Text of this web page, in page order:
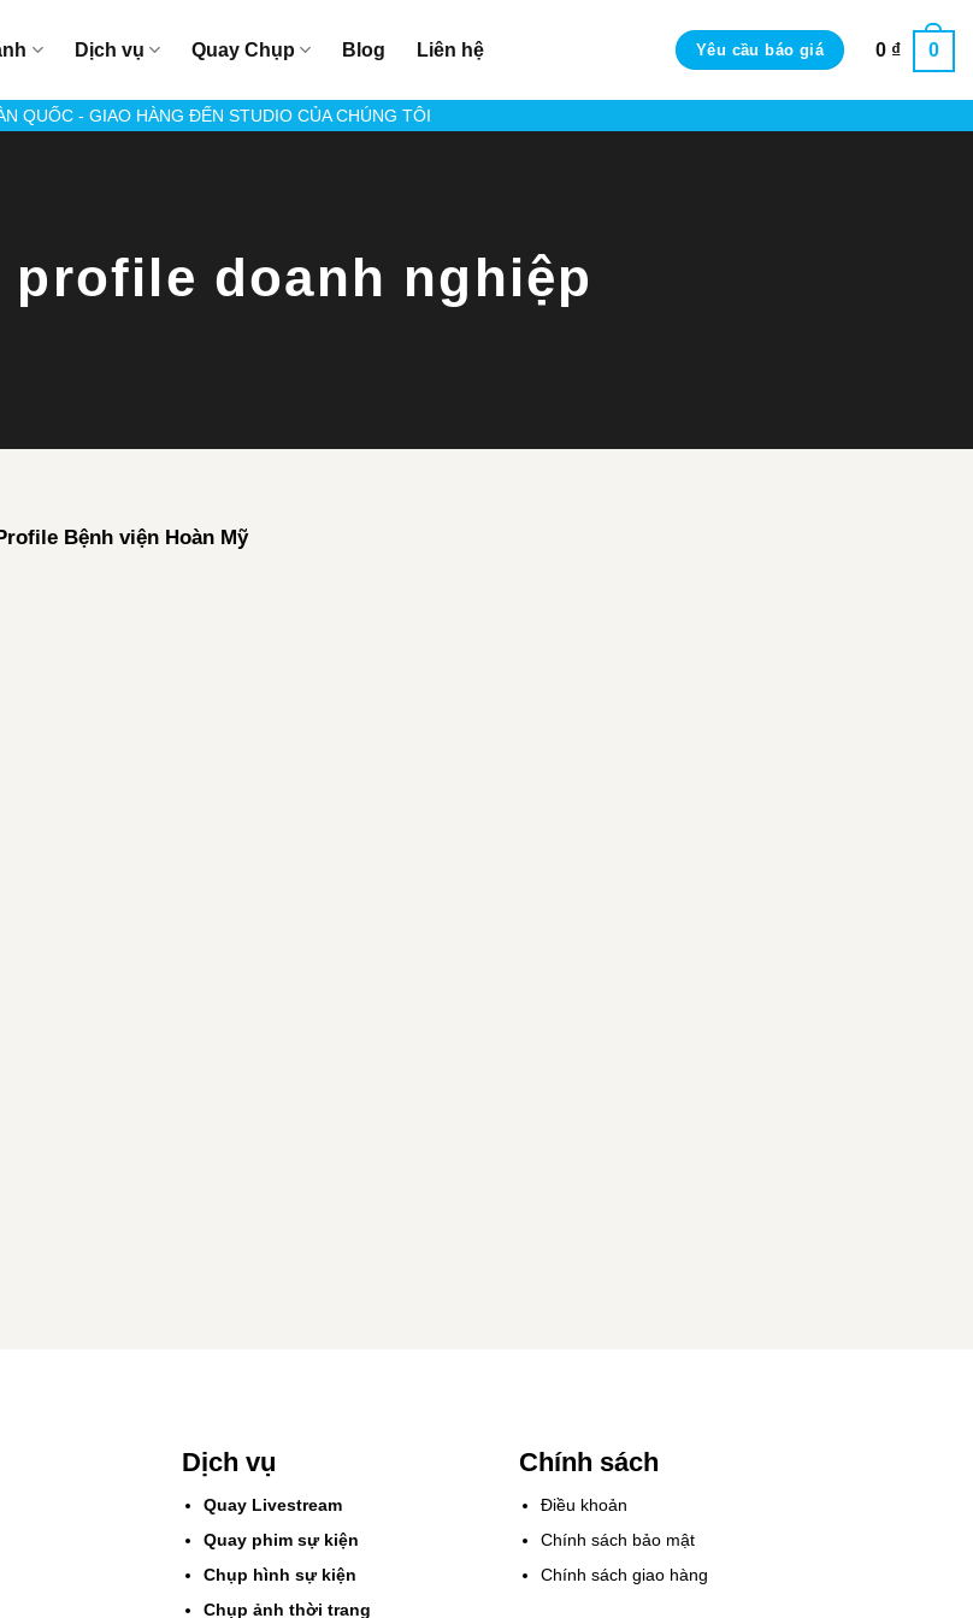
Dịch vụ Quay Chụp Blog Liên hệ Yêu cầu báo giá 0 ₫ 0
QUỐC - GIAO HÀNG ĐẾN STUDIO CỦA CHÚNG TÔI
profile doanh nghiệp
Bệnh viện Hoàn Mỹ
Dịch vụ
Quay Livestream
Quay phim sự kiện
Chụp hình sự kiện
Chụp ảnh thời trang
Chính sách
Điều khoản
Chính sách bảo mật
Chính sách giao hàng